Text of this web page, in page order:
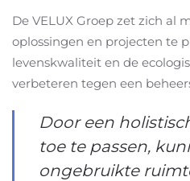
De VELUX Groep zet zich al
oplossingen en projecten te
levenskwaliteit en de
verbeteren tegen een
Door een
toe te passen,
ongebruikte